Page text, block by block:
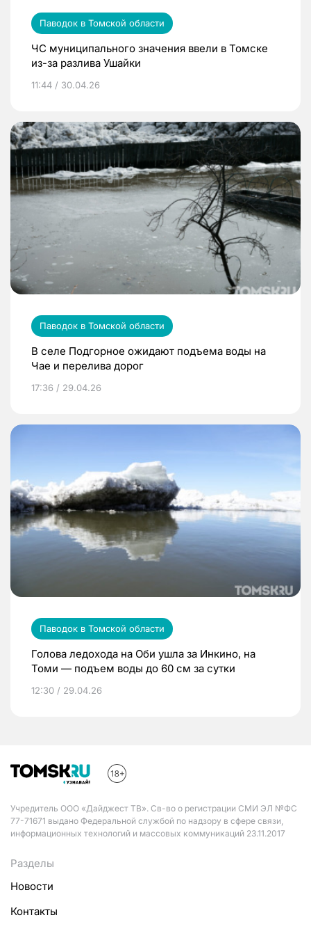
Паводок в Томской области
ЧС муниципального значения ввели в Томске
из-за разлива Ушайки
11:44 / 30.04.26
Паводок в Томской области
В селе Подгорное ожидают подъема воды на
Чае и перелива дорог
17:36 / 29.04.26
Паводок в Томской области
Голова ледохода на Оби ушла за Инкино, на
Томи — подъем воды до 60 см за сутки
12:30 / 29.04.26
Учредитель ООО «Дайджест ТВ». Св-во о регистрации СМИ ЭЛ №ФС
77-71671 выдано Федеральной службой по надзору в сфере связи,
информационных технологий и массовых коммуникаций 23.11.2017
Разделы
Новости
Контакты